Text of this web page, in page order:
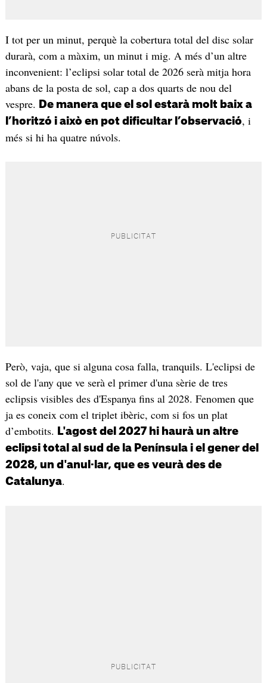
I tot per un minut, perquè la cobertura total del disc solar
durarà, com a màxim, un minut i mig. A més d’un altre
inconvenient: l’eclipsi solar total de 2026 serà mitja hora
abans de la posta de sol, cap a dos quarts de nou del
vespre.
De manera que el sol estarà molt baix a
l’horitzó i això en pot dificultar l’observació, i
més si hi ha quatre núvols.
Però, vaja, que si alguna cosa falla, tranquils. L'eclipsi de
sol de l'any que ve serà el primer d'una sèrie de tres
eclipsis visibles des d'Espanya fins al 2028. Fenomen que
ja es coneix com el triplet ibèric, com si fos un plat
d’embotits.
L'agost del 2027 hi haurà un altre
eclipsi total al sud de la Península i el gener del
2028, un d'anul·lar, que es veurà des de
Catalunya.